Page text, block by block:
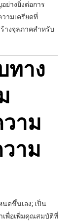
ย่างยิ่งต่อการ
ามเครียดที่
างจุลภาคสำหรับ
ทาง
าม
าม
นดขึ้นเอง; เป็น
เพื่อเพิ่มคุณสมบัติที่